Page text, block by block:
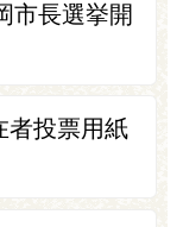
長選挙開
者投票用紙